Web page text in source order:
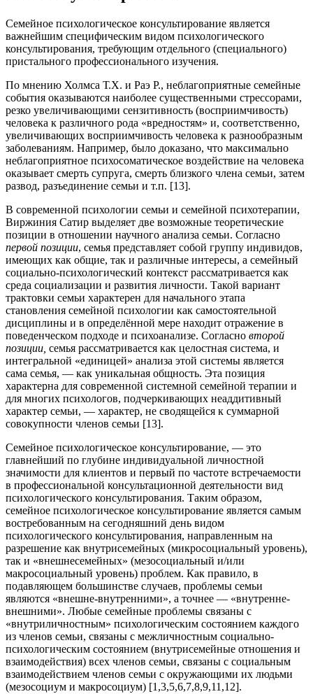
Семейное психологическое консультирование является
важнейшим специфическим видом психологического
консультирования, требующим отдельного (специального)
пристального профессионального изучения.
По мнению Холмса Т.Х. и Раэ Р., неблагоприятные семейные
события оказываются наиболее существенными стрессорами,
резко увеличивающими сензитивность (восприимчивость)
человека к различного рода «вредностям» и, соответственно,
увеличивающих восприимчивость человека к разнообразным
заболеваниям. Например, было доказано, что максимально
неблагоприятное психосоматическое воздействие на человека
оказывает смерть супруга, смерть близкого члена семьи, затем
развод, разъединение семьи и т.п. [13].
В современной психологии семьи и семейной психотерапии,
Виржиния Сатир выделяет две возможные теоретические
позиции в отношении научного анализа семьи. Согласно
первой позиции, семья представляет собой группу индивидов,
имеющих как общие, так и различные интересы, а семейный
социально-психологический контекст рассматривается как
среда социализации и развития личности. Такой вариант
трактовки семьи характерен для начального этапа
становления семейной психологии как самостоятельной
дисциплины и в определённой мере находит отражение в
поведенческом подходе и психоанализе. Согласно второй
позиции, семья рассматривается как целостная система, и
интегральной «единицей» анализа этой системы является
сама семья, — как уникальная общность. Эта позиция
характерна для современной системной семейной терапии и
для многих психологов, подчеркивающих неаддитивный
характер семьи, — характер, не сводящейся к суммарной
совокупности членов семьи [13].
Семейное психологическое консультирование, — это
главнейший по глубине индивидуальной личностной
значимости для клиентов и первый по частоте встречаемости
в профессиональной консультационной деятельности вид
психологического консультирования. Таким образом,
семейное психологическое консультирование является самым
востребованным на сегодняшний день видом
психологического консультирования, направленным на
разрешение как внутрисемейных (микросоциальный уровень),
так и «внешнесемейных» (мезосоциальный и/или
макросоциальный уровень) проблем. Как правило, в
подавляющем большинстве случаев, проблемы семьи
являются «внешне-внутренними», а точнее — «внутренне-
внешними». Любые семейные проблемы связаны с
«внутриличностным» психологическим состоянием каждого
из членов семьи, связаны с межличностным социально-
психологическим состоянием (внутрисемейные отношения и
взаимодействия) всех членов семьи, связаны с социальным
взаимодействием членов семьи с окружающими их людьми
(мезосоциум и макросоциум) [1,3,5,6,7,8,9,11,12].